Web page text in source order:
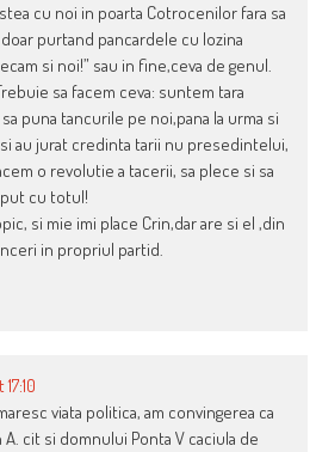
cu noi in poarta Cotrocenilor fara sa
purtand pancardele cu lozina
si noi!” sau in fine,ceva de genul.
sa facem ceva: suntem tara
puna tancurile pe noi,pana la urma si
au jurat credinta tarii nu presedintelui,
o revolutie a tacerii, sa plece si sa
cu totul!
si mie imi place Crin,dar are si el ,din
in propriul partid.
viata politica, am convingerea ca
cit si domnului Ponta V caciula de